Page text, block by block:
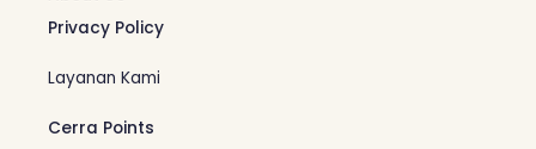
Privacy Policy
Layanan Kami
Cerra Points